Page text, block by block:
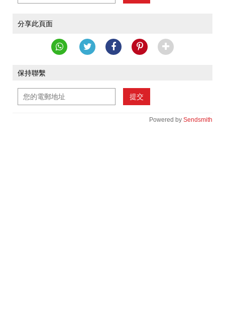
分享此頁面
保持聯繫
提交
Powered by Sendsmith